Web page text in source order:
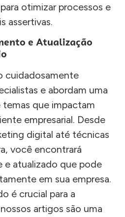
otimizar processos e
assertivas.
e Atualização
cuidadosamente
e abordam uma
temas que impactam
empresarial. Desde
digital até técnicas
você encontrará
e atualizado que pode
em sua empresa.
é crucial para a
artigos são uma